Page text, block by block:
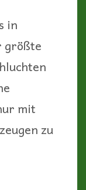
in
größte
mit
zu